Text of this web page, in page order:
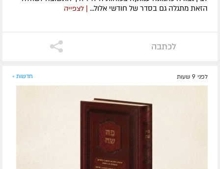
הזאת מתגלה גם בסדר של חודשי אלול... | לצפייה
לכתבה
לפני 9 שעות חדשות »